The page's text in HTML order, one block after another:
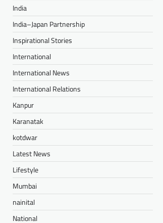
India
India–Japan Partnership
Inspirational Stories
International
International News
International Relations
Kanpur
Karanatak
kotdwar
Latest News
Lifestyle
Mumbai
nainital
National